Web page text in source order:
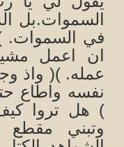
السموات.بل
في السموات.
ان اعمل
عمله. )( واذ
نفسه واطاع
) هل تروا
وتبني مقطع